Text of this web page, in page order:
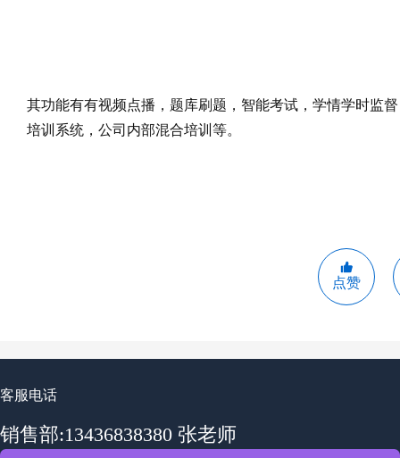
其功能有有视频点播，题库刷题，智能考试，学情学时监
培训系统，公司内部混合培训等。
点赞
客服电话
销售部:13436838380 张老师